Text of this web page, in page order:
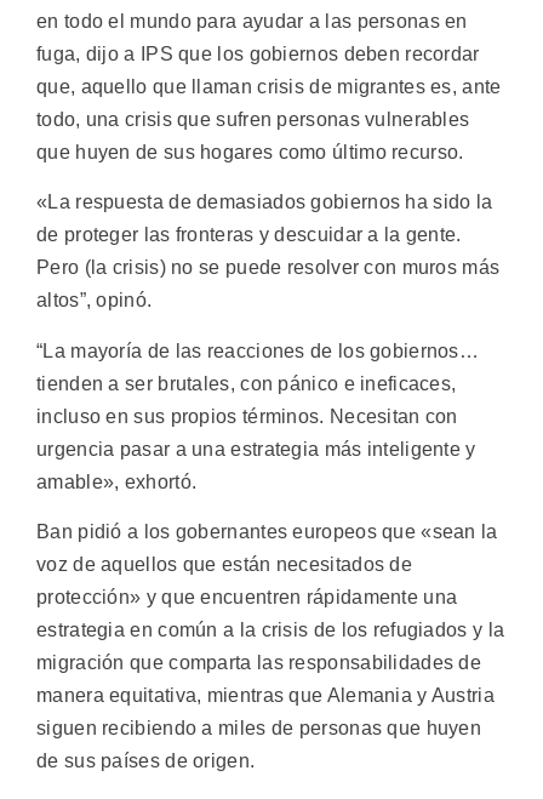
en todo el mundo para ayudar a las personas en
fuga, dijo a IPS que los gobiernos deben recordar
que, aquello que llaman crisis de migrantes es, ante
todo, una crisis que sufren personas vulnerables
que huyen de sus hogares como último recurso.
«La respuesta de demasiados gobiernos ha sido la
de proteger las fronteras y descuidar a la gente.
Pero (la crisis) no se puede resolver con muros más
altos”, opinó.
“La mayoría de las reacciones de los gobiernos…
tienden a ser brutales, con pánico e ineficaces,
incluso en sus propios términos. Necesitan con
urgencia pasar a una estrategia más inteligente y
amable», exhortó.
Ban pidió a los gobernantes europeos que «sean la
voz de aquellos que están necesitados de
protección» y que encuentren rápidamente una
estrategia en común a la crisis de los refugiados y la
migración que comparta las responsabilidades de
manera equitativa, mientras que Alemania y Austria
siguen recibiendo a miles de personas que huyen
de sus países de origen.